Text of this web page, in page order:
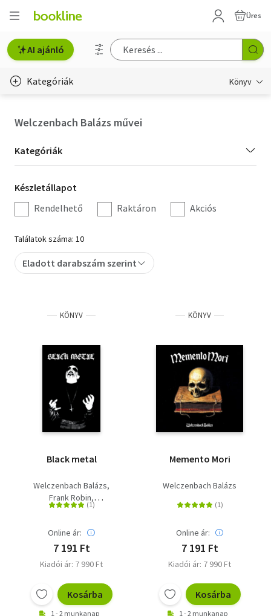
Üres
AI ajánló
Kategóriák Könyv
Hobbi, szabadidő
Irodalom
Művészet
Szakkönyv
Tankönyv, segédkönyv
Társadalomtudomány
Természettudomány
Welczenbach Balázs művei
Kategória
szűrés
Kategóriák
Készletállapot
szűrés
Készletállapot
Rendelhető
Raktáron Akciós
Találatok száma: 10
Eladott darabszám szerint
KÖNYV
Black metal
Welczenbach Balázs
Frank Robin
Havassy Gergely
Online ár:
7 191 Ft
Kiadói ár: 7 990 Ft
Kosárba
1 - 2 munkanap
KÖNYV
Memento Mori
Welczenbach Balázs
Online ár:
7 191 Ft
Kiadói ár: 7 990 Ft
Kosárba
1 - 2 munkanap